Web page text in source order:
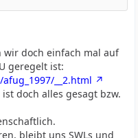
wir doch einfach mal auf
geregelt ist:
__2.html
doch alles gesagt bzw.
bleibt uns SWLs und